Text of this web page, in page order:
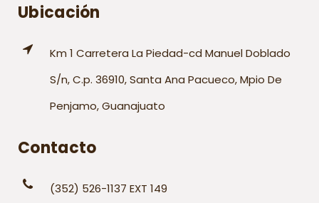
Ubicación
Km 1 Carretera La Piedad-cd Manuel Doblado
S/n, C.p. 36910, Santa Ana Pacueco, Mpio De
Penjamo, Guanajuato
Contacto
(352) 526-1137 EXT 149